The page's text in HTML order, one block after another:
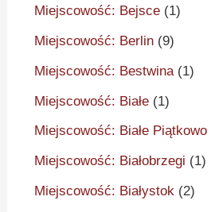
Miejscowość: Bejsce (1)
Miejscowość: Berlin (9)
Miejscowość: Bestwina(1)
Miejscowość: Białe (1)
Miejscowość: Białe Piątkowo
Miejscowość: Białobrzegi (1)
Miejscowość: Białystok (2)